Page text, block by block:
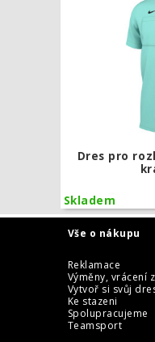
Dres pro
Skladem
Vše o nákupu
Reklamace
Výměny, vrácení
Vytvoř si svůj
Ke stazeni
Spolupracujeme
Teamsport